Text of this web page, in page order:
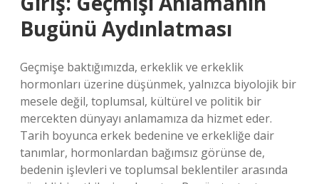
Bugünü Aydınlatması
Geçmişe baktığımızda, erkeklik ve erkeklik
hormonları üzerine düşünmek, yalnızca biyolojik bir
mesele değil, toplumsal, kültürel ve politik bir
mercekten dünyayı anlamamıza da hizmet eder.
Tarih boyunca erkek bedenine ve erkekliğe dair
tanımlar, hormonlardan bağımsız görünse de,
bedenin işlevleri ve toplumsal beklentiler arasında